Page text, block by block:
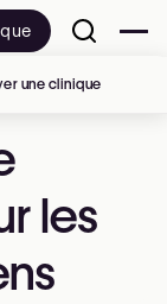
les
une clinique